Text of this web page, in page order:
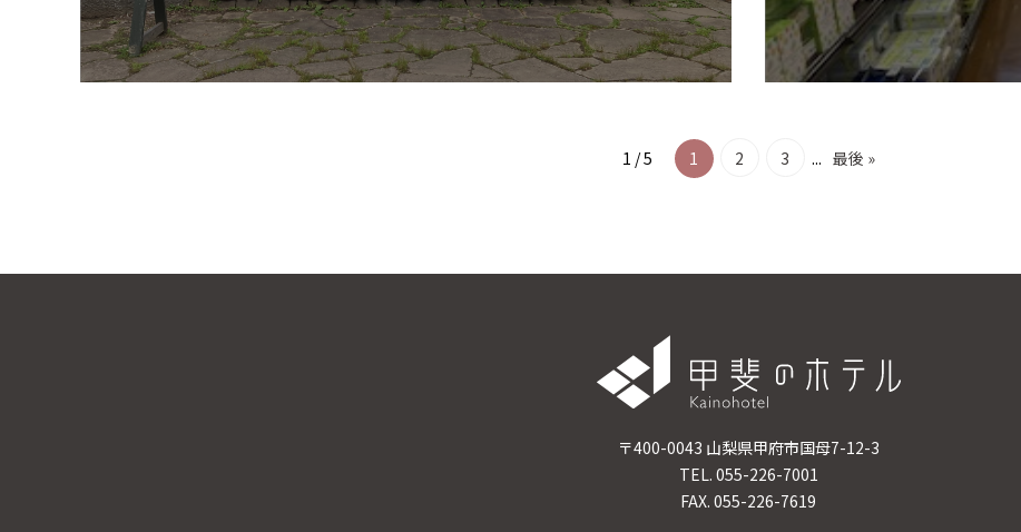
1 / 5 1 2 3 ... 最後 »
〒400-0043 山梨県甲府市国母7-12-3
TEL. 055-226-7001
FAX. 055-226-7619